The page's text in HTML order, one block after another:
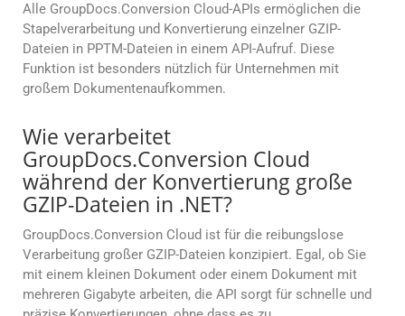
Alle GroupDocs.Conversion Cloud-APIs ermöglichen die
Stapelverarbeitung und Konvertierung einzelner GZIP-
Dateien in PPTM-Dateien in einem API-Aufruf. Diese
Funktion ist besonders nützlich für Unternehmen mit
großem Dokumentenaufkommen.
Wie verarbeitet
GroupDocs.Conversion Cloud
während der Konvertierung große
GZIP-Dateien in .NET?
GroupDocs.Conversion Cloud ist für die reibungslose
Verarbeitung großer GZIP-Dateien konzipiert. Egal, ob Sie
mit einem kleinen Dokument oder einem Dokument mit
mehreren Gigabyte arbeiten, die API sorgt für schnelle und